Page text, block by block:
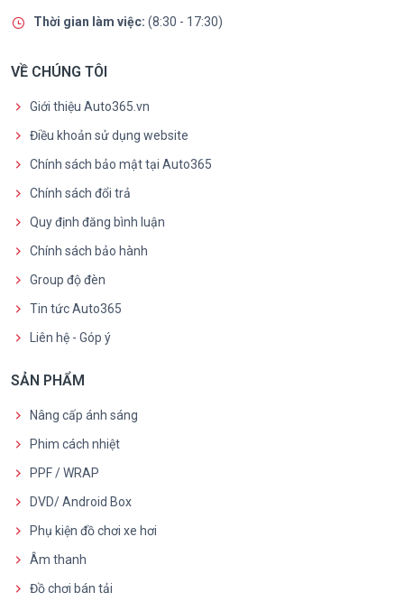
Thời gian làm việc: (8:30 - 17:30)
VỀ CHÚNG TÔI
Giới thiệu Auto365.vn
Điều khoản sử dụng website
Chính sách bảo mật tại Auto365
Chính sách đổi trả
Quy định đăng bình luận
Chính sách bảo hành
Group độ đèn
Tin tức Auto365
Liên hệ - Góp ý
SẢN PHẨM
Nâng cấp ánh sáng
Phim cách nhiệt
PPF / WRAP
DVD/ Android Box
Phụ kiện đồ chơi xe hơi
Âm thanh
Đồ chơi bán tải